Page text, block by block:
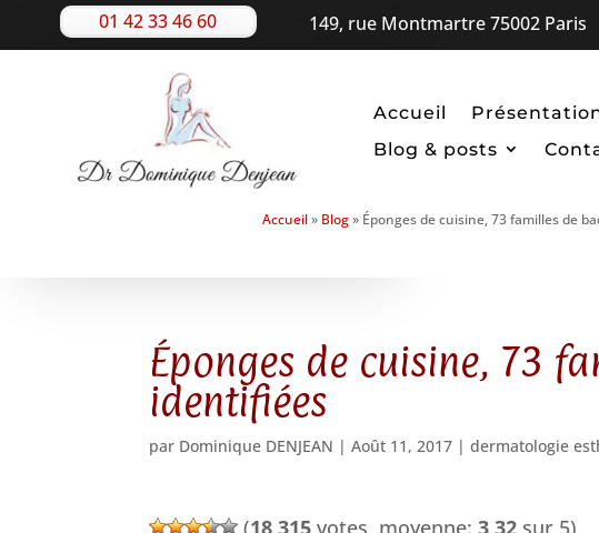
01 42 33 46 60 149, rue Montmartre 75002 Paris
Accueil
Blog & posts
Accueil» Blog» Éponges de cuisine, 73 familles de
Éponges de cuisine, 73
identifiées
par Dominique DENJEAN |Août 11, 2017 |dermatologie
(18 315 votes, moyenne:3,32 sur 5)